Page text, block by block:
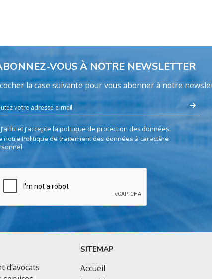
VOUS À NOTRE NEWSLETTER
la case suivante pour vous abonner à notre
J’ai lu et j’accepte la politique de protection des données.
notre Politique de traitement des données à caractère
d’avocats
SITEMAP
Accueil